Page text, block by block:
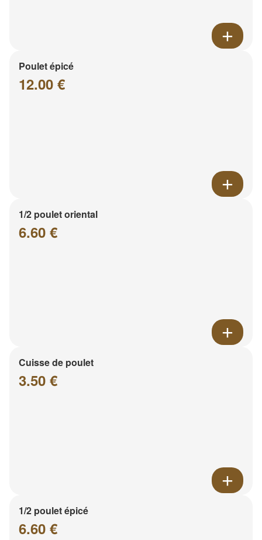
Poulet épicé
12.00 €
1/2 poulet oriental
6.60 €
Cuisse de poulet
3.50 €
1/2 poulet épicé
6.60 €